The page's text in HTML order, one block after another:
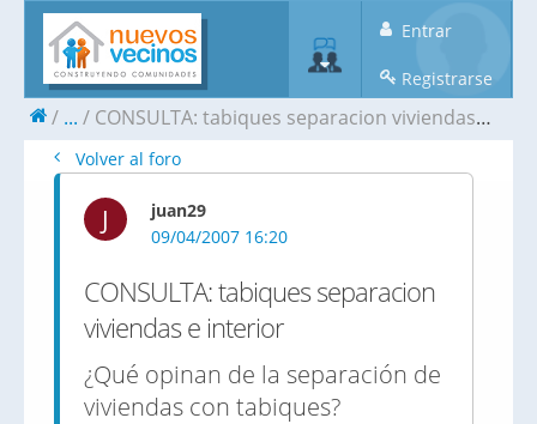
Entrar
Registrarse
... CONSULTA: tabiques separacion viviendas e interior
Volver al foro
J
juan29
09/04/2007 16:20
CONSULTA: tabiques separacion
viviendas e interior
¿Qué opinan de la separación de
viviendas con tabiques?